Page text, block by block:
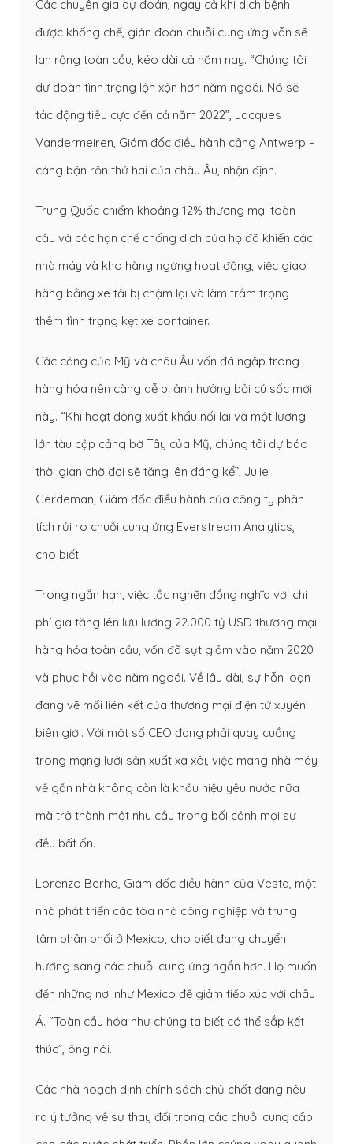
Các chuyên gia dự đoán, ngay cả khi dịch bệnh
được khống chế, gián đoạn chuỗi cung ứng vẫn sẽ
lan rộng toàn cầu, kéo dài cả năm nay. “Chúng tôi
dự đoán tình trạng lộn xộn hơn năm ngoái. Nó sẽ
tác động tiêu cực đến cả năm 2022”, Jacques
Vandermeiren, Giám đốc điều hành cảng Antwerp –
cảng bận rộn thứ hai của châu Âu, nhận định.
Trung Quốc chiếm khoảng 12% thương mại toàn
cầu và các hạn chế chống dịch của họ đã khiến các
nhà máy và kho hàng ngừng hoạt động, việc giao
hàng bằng xe tải bị chậm lại và làm trầm trọng
thêm tình trạng kẹt xe container.
Các cảng của Mỹ và châu Âu vốn đã ngập trong
hàng hóa nên càng dễ bị ảnh hưởng bởi cú sốc mới
này. “Khi hoạt động xuất khẩu nối lại và một lượng
lớn tàu cập cảng bờ Tây của Mỹ, chúng tôi dự báo
thời gian chờ đợi sẽ tăng lên đáng kể”, Julie
Gerdeman, Giám đốc điều hành của công ty phân
tích rủi ro chuỗi cung ứng Everstream Analytics,
cho biết.
Trong ngắn hạn, việc tắc nghẽn đồng nghĩa với chi
phí gia tăng lên lưu lượng 22.000 tỷ USD thương mại
hàng hóa toàn cầu, vốn đã sụt giảm vào năm 2020
và phục hồi vào năm ngoái. Về lâu dài, sự hỗn loạn
đang vẽ mối liên kết của thương mại điện tử xuyên
biên giới. Với một số CEO đang phải quay cuồng
trong mạng lưới sản xuất xa xôi, việc mang nhà máy
về gần nhà không còn là khẩu hiệu yêu nước nữa
mà trở thành một nhu cầu trong bối cảnh mọi sự
đều bất ổn.
Lorenzo Berho, Giám đốc điều hành của Vesta, một
nhà phát triển các tòa nhà công nghiệp và trung
tâm phân phối ở Mexico, cho biết đang chuyển
hướng sang các chuỗi cung ứng ngắn hơn. Họ muốn
đến những nơi như Mexico để giảm tiếp xúc với châu
Á. “Toàn cầu hóa như chúng ta biết có thể sắp kết
thúc”, ông nói.
Các nhà hoạch định chính sách chủ chốt đang nêu
ra ý tưởng về sự thay đổi trong các chuỗi cung cấp